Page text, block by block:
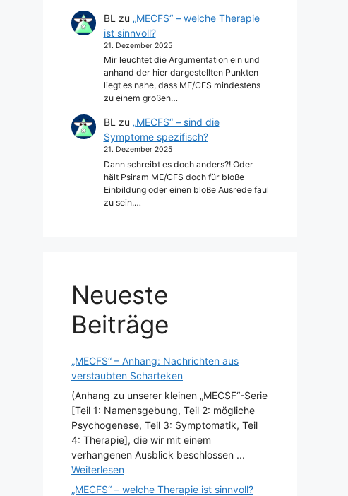
BL zu „MECFS“ – welche Therapie
ist sinnvoll?
21. Dezember 2025
Mir leuchtet die Argumentation ein und
anhand der hier dargestellten Punkten
liegt es nahe, dass ME/CFS mindestens
zu einem großen…
BL zu „MECFS“ – sind die
Symptome spezifisch?
21. Dezember 2025
Dann schreibt es doch anders?! Oder
hält Psiram ME/CFS doch für bloße
Einbildung oder einen bloße Ausrede faul
zu sein.…
Neueste
Beiträge
„MECFS“ – Anhang: Nachrichten aus
verstaubten Scharteken
(Anhang zu unserer kleinen „MECSF“-Serie
[Teil 1: Namensgebung, Teil 2: mögliche
Psychogenese, Teil 3: Symptomatik, Teil
4: Therapie], die wir mit einem
verhangenen Ausblick beschlossen ...
Weiterlesen
„MECFS“ – welche Therapie ist sinnvoll?